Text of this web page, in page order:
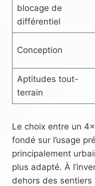
blocage de
différentiel
Conception
Aptitudes tout-
terrain
Le choix entre un
fondé sur l’usage
principalement
plus adapté. À
dehors des